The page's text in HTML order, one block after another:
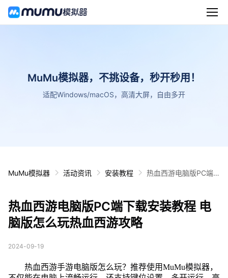
MuMu模拟器，不挑设备，秒开秒用！
适配Windows/macOS，高清大屏，自由多开
MuMu模拟器 活动资讯 安装教程
热血西游电脑版PC端
热血西游电脑版PC端下载安装教程 电
脑版怎么玩热血西游攻略
2024-09-19
热血西游手游电脑版怎么玩？推荐使用MuMu模拟器，